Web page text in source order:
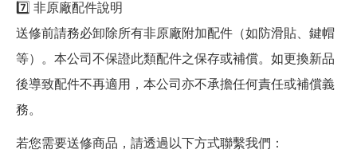
7️⃣ 非原廠配件說明
送修前請務必卸除所有非原廠附加配件（如防滑貼、鍵帽
等）。本公司不保證此類配件之保存或補償。如更換新品
後導致配件不再適用，本公司亦不承擔任何責任或補償義
務。
若您需要送修商品，請透過以下方式聯繫我們：